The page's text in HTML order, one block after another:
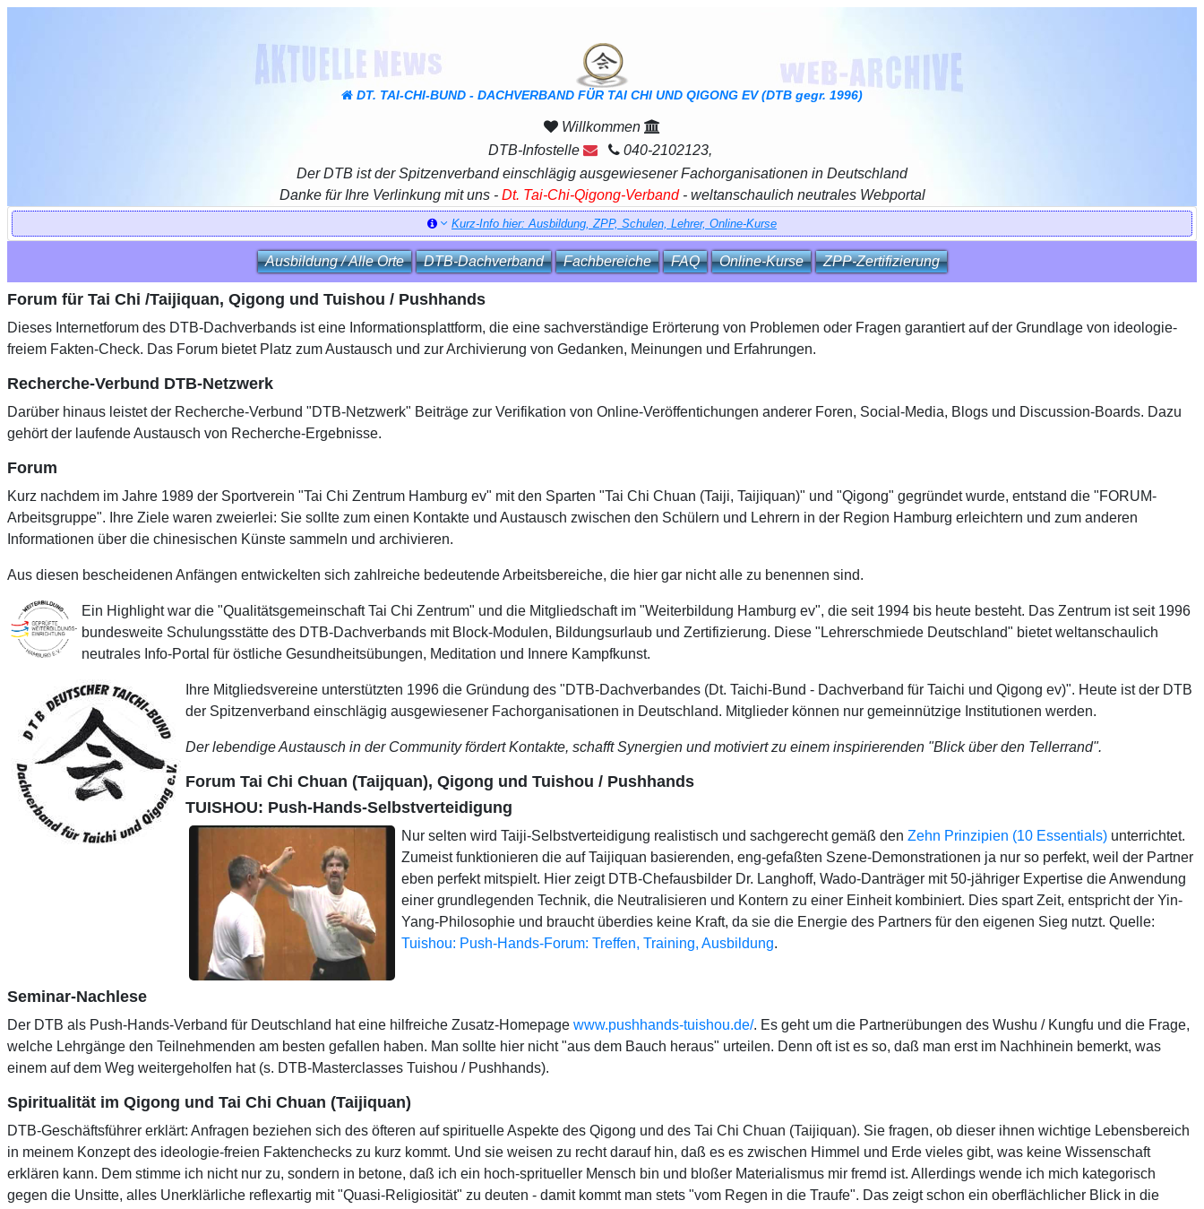
DT. TAI-CHI-BUND - DACHVERBAND FÜR TAI CHI UND QIGONG EV (DTB gegr. 1996)
Willkommen
DTB-Infostelle
040-2102123,
Der DTB ist der Spitzenverband einschlägig ausgewiesener Fachorganisationen in Deutschland
Danke für Ihre Verlinkung mit uns - Dt. Tai-Chi-Qigong-Verband- weltanschaulich neutrales Webportal
Kurz-Info hier: Ausbildung, ZPP, Schulen, Lehrer, Online-Kurse
Ausbildung / Alle Orte DTB‑Dachverband Fachbereiche FAQ Online‑Kurse ZPP‑Zertifizierung
Forum für Tai Chi /Taijiquan, Qigong und Tuishou / Pushhands
Dieses Internetforum des DTB-Dachverbands ist eine Informationsplattform, die eine sachverständige Erörterung von Problemen oder Fragen garantiert auf der Grundlage von ideologie-
freiem Fakten-Check. Das Forum bietet Platz zum Austausch und zur Archivierung von Gedanken, Meinungen und Erfahrungen.
Recherche-Verbund DTB-Netzwerk
Darüber hinaus leistet der Recherche-Verbund "DTB-Netzwerk" Beiträge zur Verifikation von Online-Veröffentichungen anderer Foren, Social-Media, Blogs und Discussion-Boards. Dazu
gehört der laufende Austausch von Recherche-Ergebnisse.
Forum
Kurz nachdem im Jahre 1989 der Sportverein "Tai Chi Zentrum Hamburg ev" mit den Sparten "Tai Chi Chuan (Taiji, Taijiquan)" und "Qigong" gegründet wurde, entstand die "FORUM-
Arbeitsgruppe". Ihre Ziele waren zweierlei: Sie sollte zum einen Kontakte und Austausch zwischen den Schülern und Lehrern in der Region Hamburg erleichtern und zum anderen
Informationen über die chinesischen Künste sammeln und archivieren.
Aus diesen bescheidenen Anfängen entwickelten sich zahlreiche bedeutende Arbeitsbereiche, die hier gar nicht alle zu benennen sind.
Ein Highlight war die "Qualitätsgemeinschaft Tai Chi Zentrum" und die Mitgliedschaft im "Weiterbildung Hamburg ev", die seit 1994 bis heute besteht. Das Zentrum ist seit 1996
bundesweite Schulungsstätte des DTB-Dachverbands mit Block-Modulen, Bildungsurlaub und Zertifizierung. Diese "Lehrerschmiede Deutschland" bietet weltanschaulich
neutrales Info-Portal für östliche Gesundheitsübungen, Meditation und Innere Kampfkunst.
Ihre Mitgliedsvereine unterstützten 1996 die Gründung des "DTB-Dachverbandes (Dt. Taichi-Bund - Dachverband für Taichi und Qigong ev)". Heute ist der DTB
der Spitzenverband einschlägig ausgewiesener Fachorganisationen in Deutschland. Mitglieder können nur gemeinnützige Institutionen werden.
Der lebendige Austausch in der Community fördert Kontakte, schafft Synergien und motiviert zu einem inspirierenden "Blick über den Tellerrand".
Forum Tai Chi Chuan (Taijquan), Qigong und Tuishou / Pushhands
TUISHOU: Push-Hands-Selbstverteidigung
Nur selten wird Taiji-Selbstverteidigung realistisch und sachgerecht gemäß den Zehn Prinzipien (10 Essentials) unterrichtet.
Zumeist funktionieren die auf Taijiquan basierenden, eng-gefaßten Szene-Demonstrationen ja nur so perfekt, weil der Partner
eben perfekt mitspielt. Hier zeigt DTB-Chefausbilder Dr. Langhoff, Wado-Danträger mit 50-jähriger Expertise die Anwendung
einer grundlegenden Technik, die Neutralisieren und Kontern zu einer Einheit kombiniert. Dies spart Zeit, entspricht der Yin-
Yang-Philosophie und braucht überdies keine Kraft, da sie die Energie des Partners für den eigenen Sieg nutzt. Quelle:
Tuishou: Push-Hands-Forum: Treffen, Training, Ausbildung.
Seminar-Nachlese
Der DTB als Push-Hands-Verband für Deutschland hat eine hilfreiche Zusatz-Homepage www.pushhands-tuishou.de/. Es geht um die Partnerübungen des Wushu / Kungfu und die Frage,
welche Lehrgänge den Teilnehmenden am besten gefallen haben. Man sollte hier nicht "aus dem Bauch heraus" urteilen. Denn oft ist es so, daß man erst im Nachhinein bemerkt, was
einem auf dem Weg weitergeholfen hat (s. DTB-Masterclasses Tuishou / Pushhands).
Spiritualität im Qigong und Tai Chi Chuan (Taijiquan)
DTB-Geschäftsführer erklärt: Anfragen beziehen sich des öfteren auf spirituelle Aspekte des Qigong und des Tai Chi Chuan (Taijiquan). Sie fragen, ob dieser ihnen wichtige Lebensbereich
in meinem Konzept des ideologie-freien Faktenchecks zu kurz kommt. Und sie weisen zu recht darauf hin, daß es es zwischen Himmel und Erde vieles gibt, was keine Wissenschaft
erklären kann. Dem stimme ich nicht nur zu, sondern in betone, daß ich ein hoch-spritueller Mensch bin und bloßer Materialismus mir fremd ist. Allerdings wende ich mich kategorisch
gegen die Unsitte, alles Unerklärliche reflexartig mit "Quasi-Religiosität" zu deuten - damit kommt man stets "vom Regen in die Traufe". Das zeigt schon ein oberflächlicher Blick in die